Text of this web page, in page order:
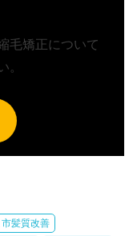
毛矯正について
。
髪質改善